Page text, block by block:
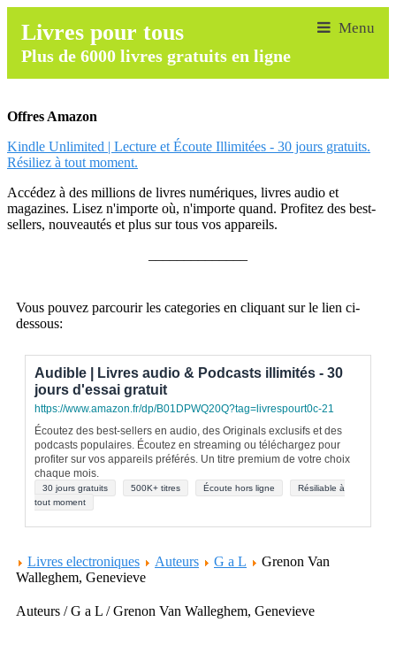
Livres pour tous
Plus de 6000 livres gratuits en ligne
Offres Amazon
Kindle Unlimited | Lecture et Écoute Illimitées - 30 jours gratuits.
Résiliez à tout moment.
Accédez à des millions de livres numériques, livres audio et
magazines. Lisez n'importe où, n'importe quand. Profitez des best-
sellers, nouveautés et plus sur tous vos appareils.
Vous pouvez parcourir les categories en cliquant sur le lien ci-
dessous:
Audible | Livres audio & Podcasts illimités - 30
jours d'essai gratuit
https://www.amazon.fr/dp/B01DPWQ20Q?tag=livrespourt0c-21
Écoutez des best-sellers en audio, des Originals exclusifs et des
podcasts populaires. Écoutez en streaming ou téléchargez pour
profiter sur vos appareils préférés. Un titre premium de votre choix
chaque mois.
30 jours gratuits 500K+ titres Écoute hors ligne
Résiliable à
tout moment
Livres electroniques Auteurs G a L
Grenon Van
Walleghem, Genevieve
Auteurs / G a L / Grenon Van Walleghem, Genevieve